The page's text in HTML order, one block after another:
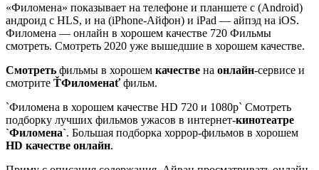
«Филомена» показывает на телефоне и планшете с (Android)
андроид с HLS, и на (iPhone-Айфон) и iPad — айпэд на iOS.
Филомена — онлайн в хорошем качестве 720 Фильмы
смотреть. Смотреть 2020 уже вышедшие в хорошем качестве.
Смотреть фильмы в хорошем качестве на онлайн-сервисе и
смотрите ŤФиломенаťфильм.
`Филомена в хорошем качестве HD 720 и 1080p` Смотреть
подборку лучших фильмов ужасов в интернет-кинотеатре
`Филомена`. Большая подборка хоррор-фильмов в хорошем
HD качестве онлайн.